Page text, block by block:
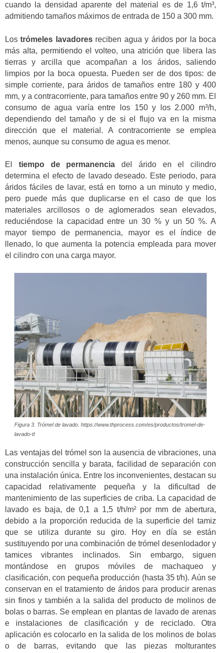
cuando la densidad aparente del material es de 1,6 t/m³,
admitiendo tamaños máximos de entrada de 150 a 300 mm.
Lostrómeles lavadoresreciben agua y áridos por la boca
más alta, permitiendo el volteo, una atrición que libera las
tierras y arcilla que acompañan a los áridos, saliendo
limpios por la boca opuesta. Pueden ser de dos tipos: de
simple corriente, para áridos de tamaños entre 180 y 400
mm, y a contracorriente, para tamaños entre 90 y 260 mm. El
consumo de agua varía entre los 150 y los 2.000 m³/h,
dependiendo del tamaño y de si el flujo va en la misma
dirección que el material. A contracorriente se emplea
menos, aunque su consumo de agua es menor.
El tiempo de permanencia del árido en el cilindro
determina el efecto de lavado deseado. Este periodo, para
áridos fáciles de lavar, está en torno a un minuto y medio,
pero puede más que duplicarse en el caso de que los
materiales arcillosos o de aglomerados sean elevados,
reduciéndose la capacidad entre un 30 % y un 50 %. A
mayor tiempo de permanencia, mayor es el índice de
llenado, lo que aumenta la potencia empleada para mover
el cilindro con una carga mayor.
Figura 3. Trómel de lavado. https://www.thprocess.com/es/productos/tromel-de-
lavado-tl
Las ventajas del trómel son la ausencia de vibraciones, una
construcción sencilla y barata, facilidad de separación con
una instalación única. Entre los inconvenientes, destacan su
capacidad relativamente pequeña y la dificultad de
mantenimiento de las superficies de criba. La capacidad de
lavado es baja, de 0,1 a 1,5 t/h/m² por mm de abertura,
debido a la proporción reducida de la superficie del tamiz
que se utiliza durante su giro. Hoy en día se están
sustituyendo por una combinación de trómel desenlodador y
tamices vibrantes inclinados. Sin embargo, siguen
montándose en grupos móviles de machaqueo y
clasificación, con pequeña producción (hasta 35 t/h). Aún se
conservan en el tratamiento de áridos para producir arenas
sin finos y también a la salida del producto de molinos de
bolas o barras. Se emplean en plantas de lavado de arenas
e instalaciones de clasificación y de reciclado. Otra
aplicación es colocarlo en la salida de los molinos de bolas
o de barras, evitando que las piezas molturantes